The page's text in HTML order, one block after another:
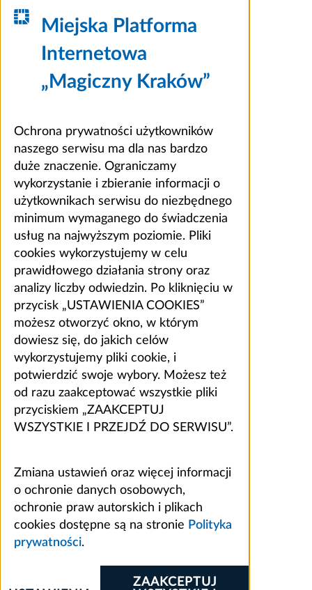
Miejska Platforma
Internetowa
„Magiczny Kraków”
Ochrona prywatności użytkowników
naszego serwisu ma dla nas bardzo
duże znaczenie. Ograniczamy
wykorzystanie i zbieranie informacji o
użytkownikach serwisu do niezbędnego
minimum wymaganego do świadczenia
usług na najwyższym poziomie. Pliki
cookies wykorzystujemy w celu
prawidłowego działania strony oraz
analizy liczby odwiedzin. Po kliknięciu w
przycisk „USTAWIENIA COOKIES”
możesz otworzyć okno, w którym
dowiesz się, do jakich celów
wykorzystujemy pliki cookie, i
potwierdzić swoje wybory. Możesz też
od razu zaakceptować wszystkie pliki
przyciskiem „ZAAKCEPTUJ
WSZYSTKIE I PRZEJDŹ DO SERWISU”.
Zmiana ustawień oraz więcej informacji
o ochronie danych osobowych,
ochronie praw autorskich i plikach
cookies dostępne są na stronie Polityka
prywatności.
ZAAKCEPTUJ